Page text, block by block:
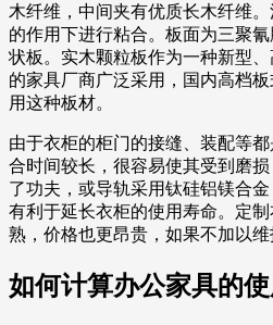
木纤维，中间夹有优质长木纤维
的作用下进行粘合。板面为三聚
状板。实木颗粒板作为一种新型
的家具厂商广泛采用，国内高档
用这种板材。
由于衣柜的柜门的接缝、装配等
合时间较长，很容易使其受到磨
了功夫，或导轨采用钛硅铝镁合
有利于延长衣柜的使用寿命。定
熟，价格也更昂贵，如果不加以维
如何计算办公家具的